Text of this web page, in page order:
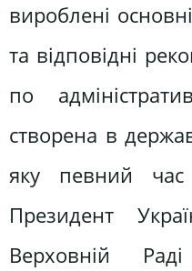
вироблені
та відповідні
по
створена в
яку певний
Президент
Верховній